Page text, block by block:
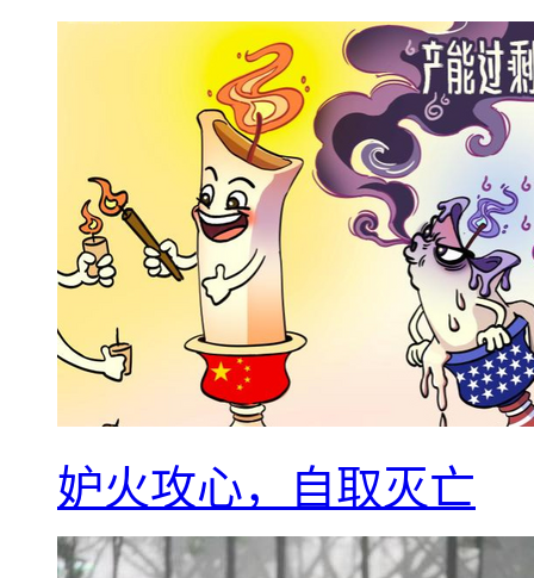
妒火攻心，自取灭亡